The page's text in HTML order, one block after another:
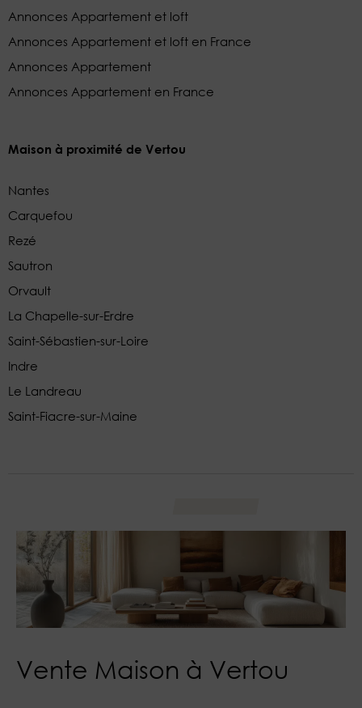
Annonces Appartement et loft
Annonces Appartement et loft en France
Annonces Appartement
Annonces Appartement en France
Maison à proximité de Vertou
Nantes
Carquefou
Rezé
Sautron
Orvault
La Chapelle-sur-Erdre
Saint-Sébastien-sur-Loire
Indre
Le Landreau
Saint-Fiacre-sur-Maine
Vente Maison à Vertou